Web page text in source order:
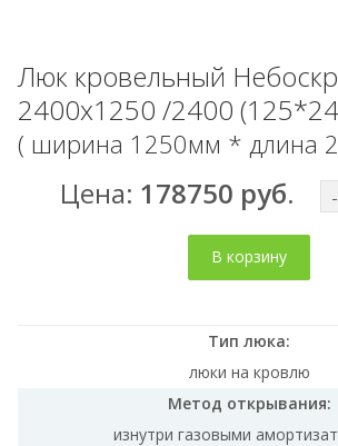
Люк кровельный
2400x1250 /2400
( ширина 1250мм * длина
Цена: 178750 руб. -
В корзину
Тип люка:
люки на кровлю
Метод открывания:
изнутри газовыми